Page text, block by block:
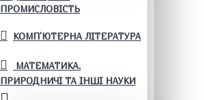
ПРОМИСЛОВІСТЬ
КОМП'ЮТЕРНА ЛІТЕРАТУРА
МАТЕМАТИКА.
ПРИРОДНИЧІ ТА ІНШІ НАУКИ